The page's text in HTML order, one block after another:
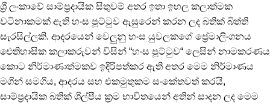
ශ්‍රී ලංකාවේ සාම්ප්‍රදායික සිතුවම් අතර ඉතා ඉහල කලාත්මක
වටිනාකමක් ඇති හංස පූට්ටුව ඇසුරෙන් කරන ලද බතික් බිත්ති
සැරසිල්ලකි. ආදරයෙන් වෙලුනු හංස යුවලකගේ ප්‍රේමාලිංගනය
ඓතිහාසික කලාකරුවන් විසින් “හංස පූට්ටුව“ ලෙසින් නාමකරණය
කොට නිර්මාණාත්මකව ඉදිරිපත්කර ඇති අතර මෙම නිර්මාණය
මගින් සමගිය, ආදරය සහ එකමුතුකම සංකේතවත් කරයි,
සාම්ප්‍රදායික බතික් ශිල්පීය ක්‍රම භාවිතයෙන් අතින් සාදන ලද මෙම